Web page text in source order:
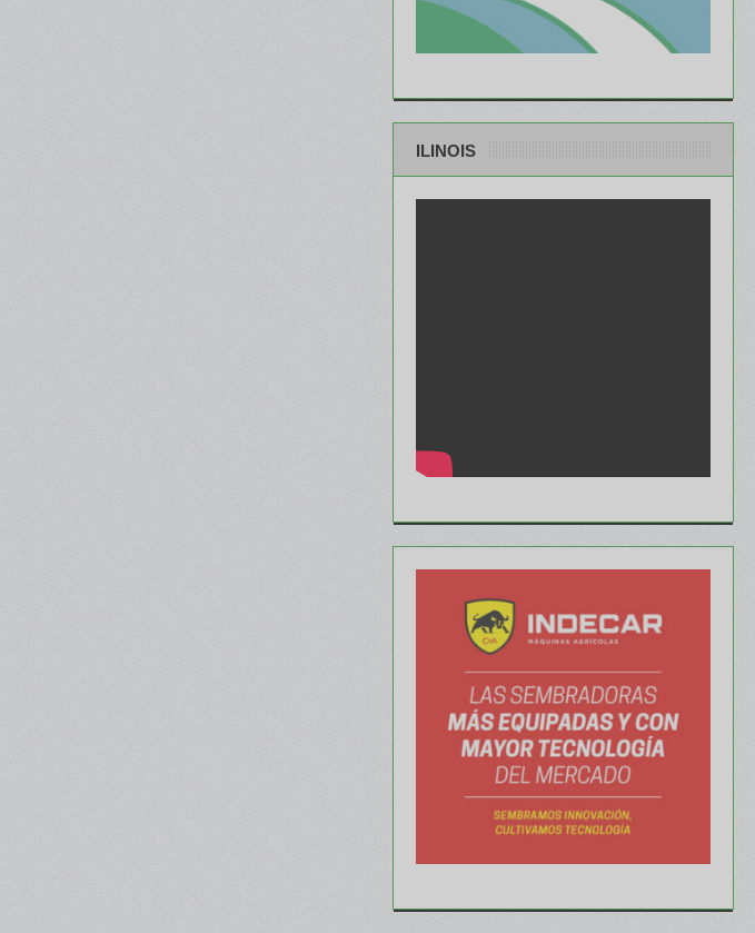
ILINOIS